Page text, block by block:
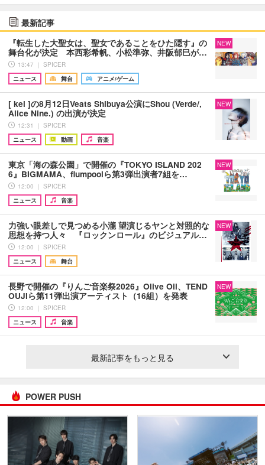
最新記事
『転生した大聖女は、聖女であることをひた隠す』の
舞台化が決定 本西彩希帆、小松準弥、井阪郁巳が…
13:47 ｜ SPICER
ニュース
舞台 アニメ/ゲーム
NEW
[ kei ]の8月12日Veats Shibuya公演にShou (Verde/,
Alice Nine.) の出演が決定
12:31 ｜ SPICER
ニュース
動画 音楽
NEW
東京「海の森公園」で開催の『TOKYO ISLAND 202
6』BIGMAMA、flumpoolら第3弾出演者7組を…
12:00 ｜ SPICER
ニュース
音楽
NEW
力強い眼差しで見つめる小瀧 望演じるヤンと対照的な
思想を持つ人々 『ロックンロール』のビジュアル…
12:00 ｜ SPICER
ニュース
舞台
NEW
長野で開催の『りんご音楽祭2026』Olive Oil、TEND
OUJIら第11弾出演アーティスト（16組）を発表
12:00 ｜ SPICER
ニュース
音楽
NEW
最新記事をもっと見る
POWER PUSH